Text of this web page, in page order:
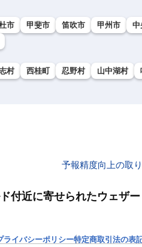
市 甲斐市 笛吹市 甲州市 中
村 西桂町 忍野村 山中湖村
予報精度向上の取
近に寄せられたウェザー
ライバシーポリシー特定商取引法の表